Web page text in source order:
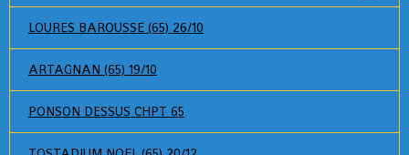
LOURES BAROUSSE (65) 26/10
ARTAGNAN (65) 19/10
PONSON DESSUS CHPT 65